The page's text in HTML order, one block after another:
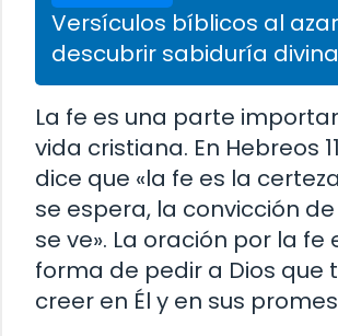
Versículos bíblicos al
descubrir sabiduría divina
La fe es una parte
vida cristiana. En Hebreos
dice que «la fe es la
se espera, la convicción
se ve». La oración por la fe
forma de pedir a Dios que
creer en Él y en sus